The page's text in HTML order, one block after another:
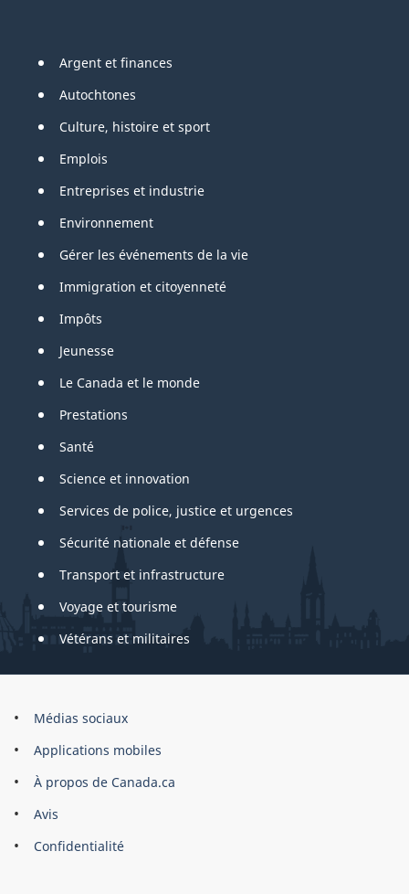
Pied
de
page
Argent et finances
Autochtones
Culture, histoire et sport
Emplois
Entreprises et industrie
Environnement
Gérer les événements de la vie
Immigration et citoyenneté
Impôts
Jeunesse
Le Canada et le monde
Prestations
Santé
Science et innovation
Services de police, justice et urgences
Sécurité nationale et défense
Transport et infrastructure
Voyage et tourisme
Vétérans et militaires
About
site
Médias sociaux
Applications mobiles
À propos de Canada.ca
Avis
Confidentialité